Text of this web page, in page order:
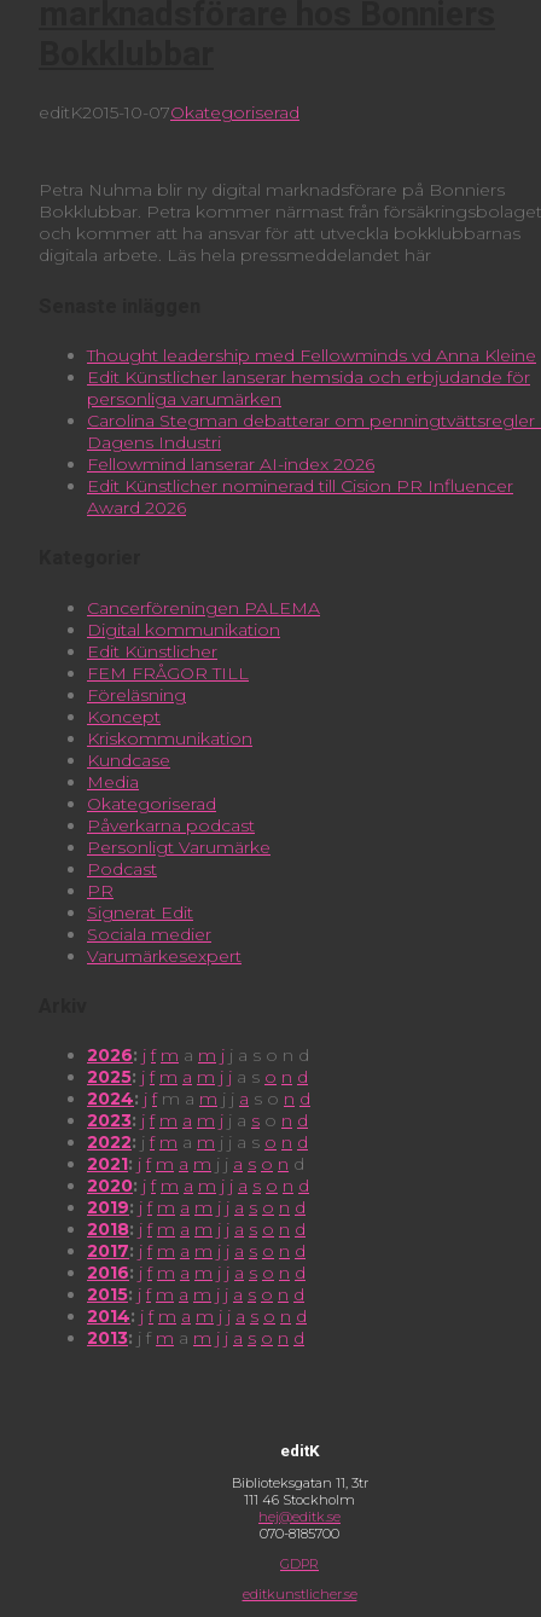
editK2015-10-07Okategoriserad
Petra Nuhma blir ny digital marknadsförare på Bonniers
Bokklubbar. Petra kommer närmast från
och kommer att ha ansvar för att utveckla bokklubbarnas
digitala arbete. Läs hela pressmeddelandet här
Thought leadership med Fellowminds vd Anna Kleine
Edit Künstlicher lanserar hemsida och erbjudande för
personliga varumärken
Carolina Stegman debatterar om penningtvättsregler
Dagens Industri
Fellowmind lanserar AI-index 2026
Edit Künstlicher nominerad till Cision PR Influencer
Award 2026
Cancerföreningen PALEMA
Digital kommunikation
Edit Künstlicher
FEM FRÅGOR TILL
Föreläsning
Koncept
Kriskommunikation
Kundcase
Media
Okategoriserad
Påverkarna podcast
Personligt Varumärke
Podcast
PR
Signerat Edit
Sociala medier
Varumärkesexpert
2026: j f m a m j j a s o n d
2025: j f m a m j j a s o n d
2024: j f m a m j j a s o n d
2023: j f m a m j j a s o n d
2022: j f m a m j j a s o n d
2021: j f m a m j j a s o n d
2020: j f m a m j j a s o n d
2019: j f m a m j j a s o n d
2018: j f m a m j j a s o n d
2017: j f m a m j j a s o n d
2016: j f m a m j j a s o n d
2015: j f m a m j j a s o n d
2014: j f m a m j j a s o n d
2013: j f m a m j j a s o n d
editK
Biblioteksgatan 11, 3tr
111 46 Stockholm
hej@editk.se
070-8185700
GDPR
editkunstlicher.se